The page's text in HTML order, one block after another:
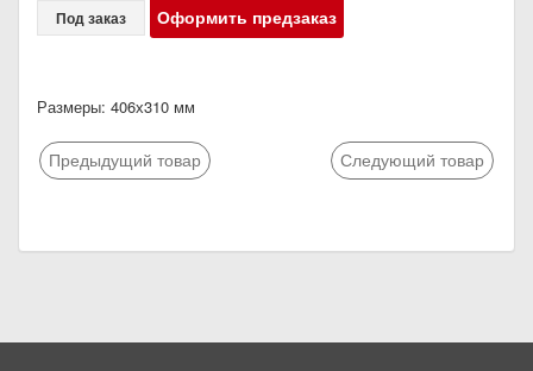
Под заказ Оформить предзаказ
Размеры: 406х310 мм
Предыдущий товар Следующий товар